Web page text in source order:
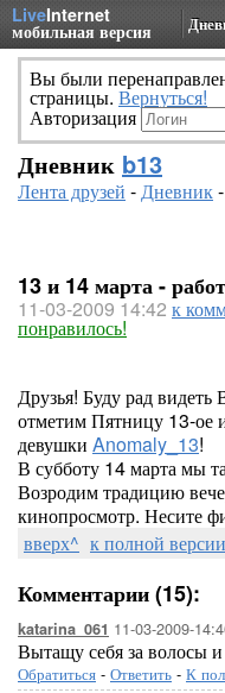
LiveInternet
мобильная версия
Вы были
страницы. Вернуться!
Авторизация
Дневник b13
Лента друзей -Дневник-
13 и 14 марта -
11-03-2009 14:42 к
понравилось!
Друзья! Буду рад
отметим Пятницу 13-ое
девушки Anomaly_13!
В субботу 14 марта мы
Возродим традицию
кинопросмотр. Несите
вверх^ к полной версии
Комментарии (15):
katarina_061 11-03-2009-
Вытащу себя за волосы
Обратиться - Ответить - К